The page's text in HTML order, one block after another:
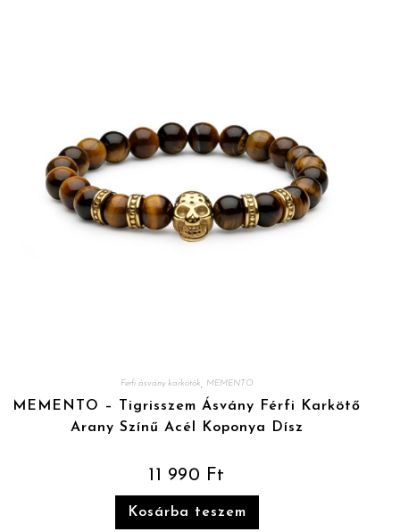
Férfi ásvány karkötők MEMENTO
MEMENTO – Tigrisszem Ásvány Férfi Karkötő
Arany Színű Acél Koponya Dísz
11 990 Ft
Kosárba teszem